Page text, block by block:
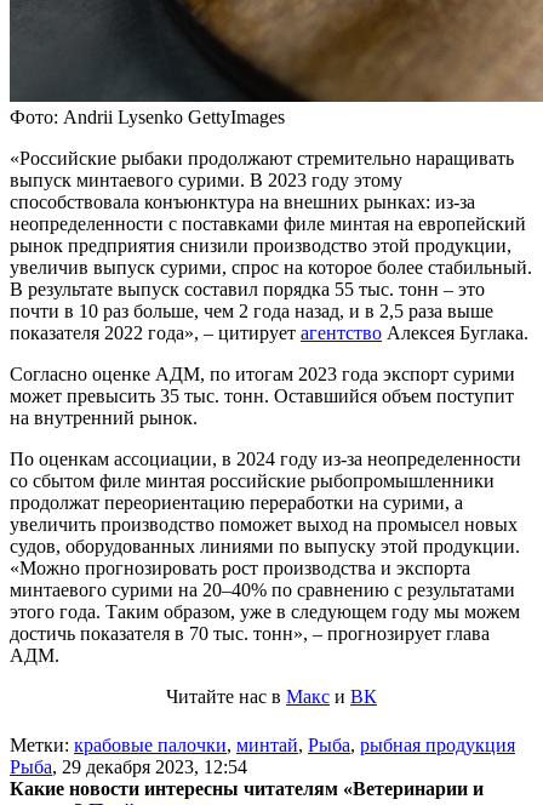
Фото: Andrii Lysenko GettyImages
«Российские рыбаки продолжают стремительно наращивать
выпуск минтаевого сурими. В 2023 году этому
способствовала конъюнктура на внешних рынках: из-за
неопределенности с поставками филе минтая на европейский
рынок предприятия снизили производство этой продукции,
увеличив выпуск сурими, спрос на которое более стабильный.
В результате выпуск составил порядка 55 тыс. тонн – это
почти в 10 раз больше, чем 2 года назад, и в 2,5 раза выше
показателя 2022 года», – цитирует агентство Алексея Буглака.
Согласно оценке АДМ, по итогам 2023 года экспорт сурими
может превысить 35 тыс. тонн. Оставшийся объем поступит
на внутренний рынок.
По оценкам ассоциации, в 2024 году из-за неопределенности
со сбытом филе минтая российские рыбопромышленники
продолжат переориентацию переработки на сурими, а
увеличить производство поможет выход на промысел новых
судов, оборудованных линиями по выпуску этой продукции.
«Можно прогнозировать рост производства и экспорта
минтаевого сурими на 20–40% по сравнению с результатами
этого года. Таким образом, уже в следующем году мы можем
достичь показателя в 70 тыс. тонн», – прогнозирует глава
АДМ.
Читайте нас в Макс и ВК
Метки: крабовые палочки, минтай, Рыба, рыбная продукция
Рыба, 29 декабря 2023, 12:54
Какие новости интересны читателям «Ветеринарии и